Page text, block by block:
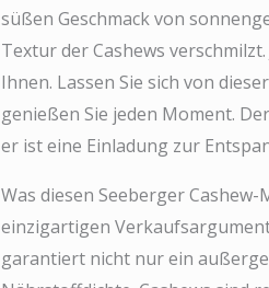
süßen Geschmack von
Textur der Cashews
Ihnen. Lassen Sie sich von
genießen Sie jeden Moment.
er ist eine Einladung zur
Was diesen Seeberger
einzigartigen
garantiert nicht nur ein